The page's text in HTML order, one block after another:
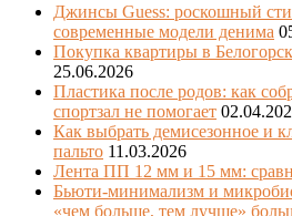
Джинсы Guess: роскошный
современные модели денима
Покупка квартиры в
25.06.2026
Пластика после родов: как
спортзал не помогает
Как выбрать демисезонное и
пальто 11.03.2026
Лента ПП 12 мм и 15 мм:
Бьюти-минимализм и
«чем больше, тем лучше»